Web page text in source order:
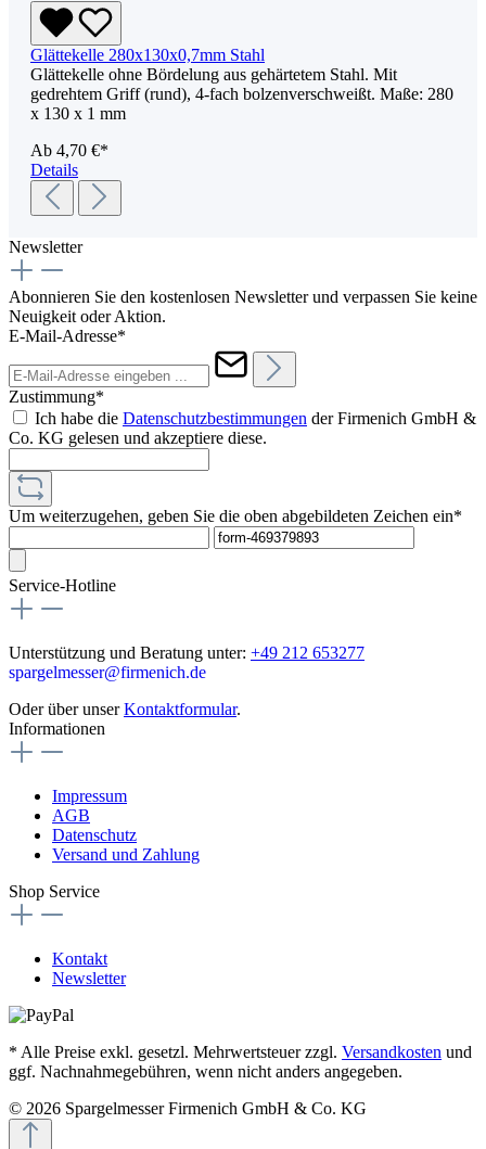
Glättekelle 280x130x0,7mm Stahl
Glättekelle ohne Bördelung aus gehärtetem Stahl. Mit
gedrehtem Griff (rund), 4-fach bolzenverschweißt. Maße: 280
x 130 x 1 mm
Ab 4,70 €*
Details
Newsletter
Abonnieren Sie den kostenlosen Newsletter und verpassen Sie keine
Neuigkeit oder Aktion.
E-Mail-Adresse*
Zustimmung*
Ich habe die Datenschutzbestimmungen der Firmenich GmbH &
Co. KG gelesen und akzeptiere diese.
Um weiterzugehen, geben Sie die oben abgebildeten Zeichen ein*
Service-Hotline
Unterstützung und Beratung unter: +49 212 653277
spargelmesser@firmenich.de
Oder über unserKontaktformular.
Informationen
Impressum
AGB
Datenschutz
Versand und Zahlung
Shop Service
Kontakt
Newsletter
* Alle Preise exkl. gesetzl. Mehrwertsteuer zzgl. Versandkosten und
ggf. Nachnahmegebühren, wenn nicht anders angegeben.
© 2026 Spargelmesser Firmenich GmbH & Co. KG